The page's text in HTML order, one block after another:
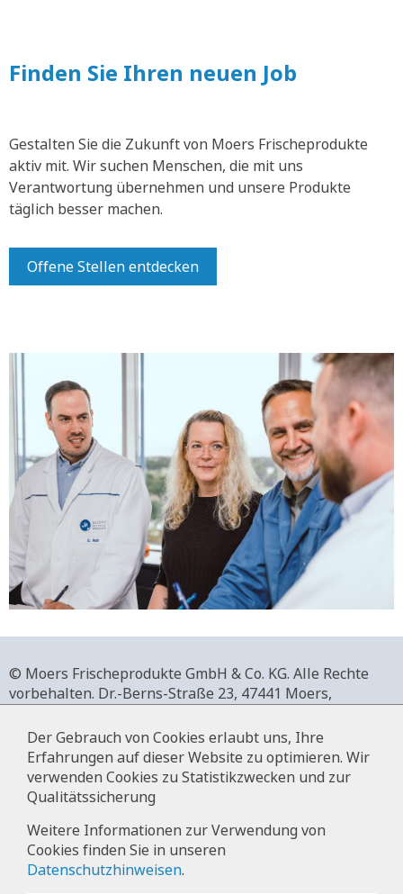
Finden Sie Ihren neuen Job
Gestalten Sie die Zukunft von Moers Frischeprodukte
aktiv mit. Wir suchen Menschen, die mit uns
Verantwortung übernehmen und unsere Produkte
täglich besser machen.
Offene Stellen entdecken
© Moers Frischeprodukte GmbH & Co. KG. Alle Rechte
vorbehalten. Dr.-Berns-Straße 23, 47441 Moers,
+49 2841 911-0,www.moers-frischeprodukte.de
Impressum
Datenschutz
Der Gebrauch von Cookies erlaubt uns, Ihre
Erfahrungen auf dieser Website zu optimieren. Wir
verwenden Cookies zu Statistikzwecken und zur
Qualitätssicherung
Weitere Informationen zur Verwendung von
Cookies finden Sie in unseren
Datenschutzhinweisen.